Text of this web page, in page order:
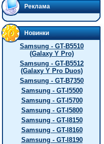
Реклама
Новинки
Samsung - GT-B5510
(Galaxy Y Pro)
Samsung - GT-B5512
(Galaxy Y Pro Duos)
Samsung - GT-B7350
Samsung - GT-I5500
Samsung - GT-I5700
Samsung - GT-I5800
Samsung - GT-I8150
Samsung - GT-I8160
Samsung - GT-I8190